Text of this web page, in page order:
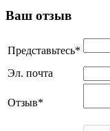
Ваш отзыв
Представьтесь*
Эл. почта
Отзыв*